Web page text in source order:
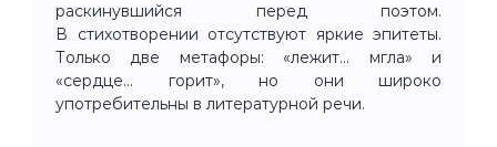
раскинувшийся перед поэтом.
В стихотворении отсутствуют яркие эпитеты.
Только две метафоры: «лежит... мгла» и
«сердце... горит», но они широко
употребительны в литературной речи.